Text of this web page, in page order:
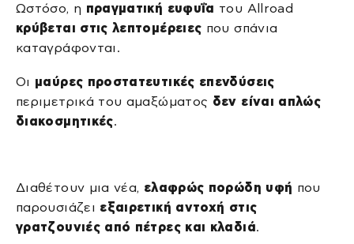
Ωστόσο, η πραγματική ευφυΐα του Allroad
κρύβεται στις λεπτομέρειες που σπάνια
καταγράφονται.
Οι μαύρες προστατευτικές επενδύσεις
περιμετρικά του αμαξώματος δεν είναι απλώς
διακοσμητικές.
Διαθέτουν μια νέα, ελαφρώς πορώδη υφή που
παρουσιάζει εξαιρετική αντοχή στις
γρατζουνιές από πέτρες και κλαδιά.